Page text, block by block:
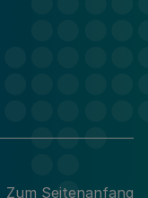
Zum Seitenanfang